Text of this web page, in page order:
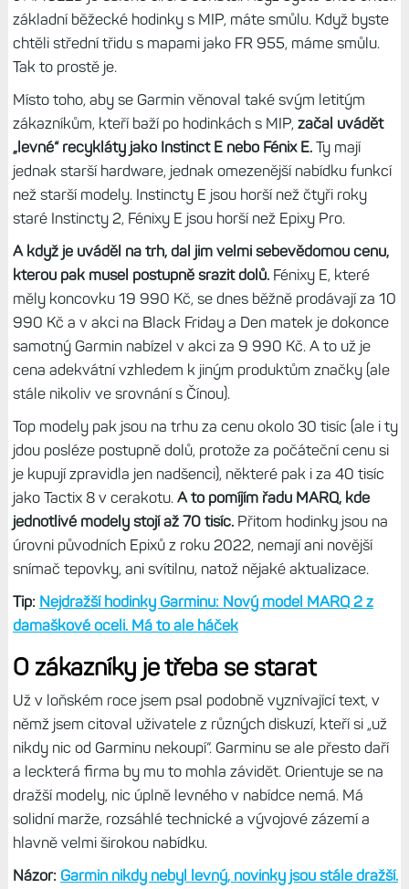
značky. Věří, že ať na trh uvede cokoliv, lidé se po tom
utlučou. Jenže to postupně přestává být pravda.
Staromilci místo adorování začínají firmu spíše kritizovat,
to především kvůli různým problémům, které se při tak
širokém portfoliu musí logicky vyskytnout (nelze uhlídat
všecko), a posunu jeho produktů jiným směrem.
Pokud bychom jako garmiňáckou klasiku brali hodinky s
displejem MIP, pak tu mámeFénixy 8 Solar (a T8 Solar),
Enduro 3, Instinct 3 Solara tím končíme. Nabídka hodinek
s AMOLED je daleko širší a bohatší. Když byste dnes chtěli
základní běžecké hodinky s MIP, máte smůlu. Když byste
chtěli střední třidu s mapami jako FR 955, máme smůlu.
Tak to prostě je.
Místo toho, aby se Garmin věnoval také svým letitým
zákazníkům, kteří baží po hodinkách s MIP, začal uvádět
„levné“ recykláty jako Instinct E nebo Fénix E.
Ty mají
než starší modely. Instincty E jsou horší než čtyři roky
staré Instincty 2, Fénixy E jsou horší než Epixy Pro.
A když je uváděl na trh, dal jim velmi sebevědomou cenu,
kterou pak musel postupně srazit dolů.
Fénixy E, které
měly koncovku 19 990 Kč, se dnes běžně prodávají za 10
990 Kč a v akci na Black Friday a Den matek je dokonce
samotný Garmin nabízel v akci za 9 990 Kč. A to už je
cena adekvátní vzhledem k jiným produktům značky (ale
stále nikoliv ve srovnání s Čínou).
Top modely pak jsou na trhu za cenu okolo 30 tisíc (ale i ty
jdou posléze postupně dolů, protože za počáteční cenu si
je kupují zpravidla jen nadšenci), některé pak i za 40 tisíc
jako Tactix 8 v cerakotu.A to pomíjím řadu MARQ, kde
jednotlivé modely stojí až 70 tisíc.Přitom hodinky jsou na
úrovni původních Epixů z roku 2022, nemají ani novější
snímač tepovky, ani svítilnu, natož nějaké aktualizace.
Tip:Nejdražší hodinky Garminu: Nový model MARQ 2 z